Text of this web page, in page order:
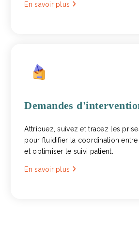
En savoir plus
Demandes
Attribuez, suivez et tracez les
pour fluidifier la coordination
et optimiser le suivi patient.
En savoir plus